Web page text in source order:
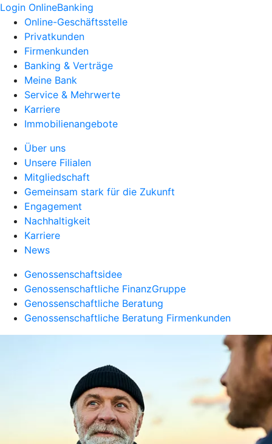
Login OnlineBanking
Online-Geschäftsstelle
Privatkunden
Firmenkunden
Banking & Verträge
Meine Bank
Service & Mehrwerte
Karriere
Immobilienangebote
Über uns
Unsere Filialen
Mitgliedschaft
Gemeinsam stark für die Zukunft
Engagement
Nachhaltigkeit
Karriere
News
Genossenschaftsidee
Genossenschaftliche FinanzGruppe
Genossenschaftliche Beratung
Genossenschaftliche Beratung Firmenkunden